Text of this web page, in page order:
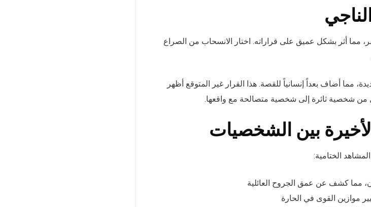
مما أثر بشكل عميق على قراراته. اختار الانسحاب من الصراع
مما أضاف بعداً إنسانياً للقصة. هذا القرار غير المتوقع أظهر
شخصية ثائرة إلى شخصية متصالحة مع واقعها.
بين الشخصيات
الختامية:
مما كشف عن عمق الجروح العائلية
موازين القوى في الحارة